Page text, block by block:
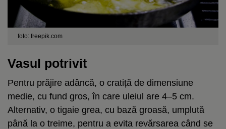
foto: freepik.com
Vasul potrivit
Pentru prăjire adâncă, o cratiță de dimensiune
medie, cu fund gros, în care uleiul are 4–5 cm.
Alternativ, o tigaie grea, cu bază groasă, umplută
până la o treime, pentru a evita revărsarea când se